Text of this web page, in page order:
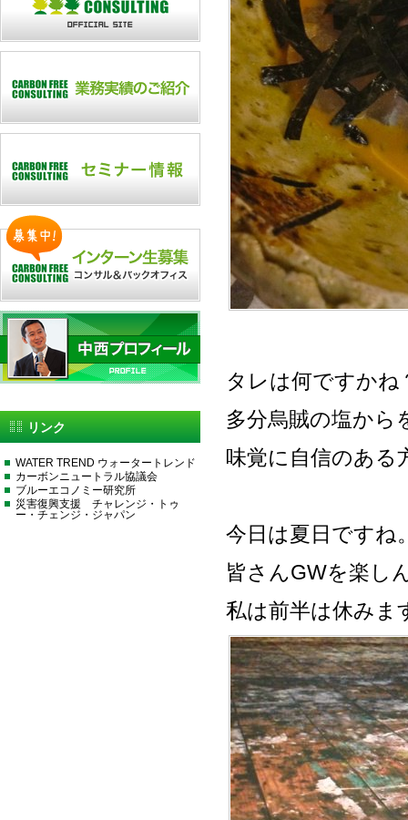
タレは何ですか
多分烏賊の塩か
味覚に自信のある
今日は夏日ですね
皆さんGWを楽し
私は前半は休みま
リンク
WATER TREND ウォータートレンド
カーボンニュートラル協議会
ブルーエコノミー研究所
災害復興支援 チャレンジ・トゥ
ー・チェンジ・ジャパン